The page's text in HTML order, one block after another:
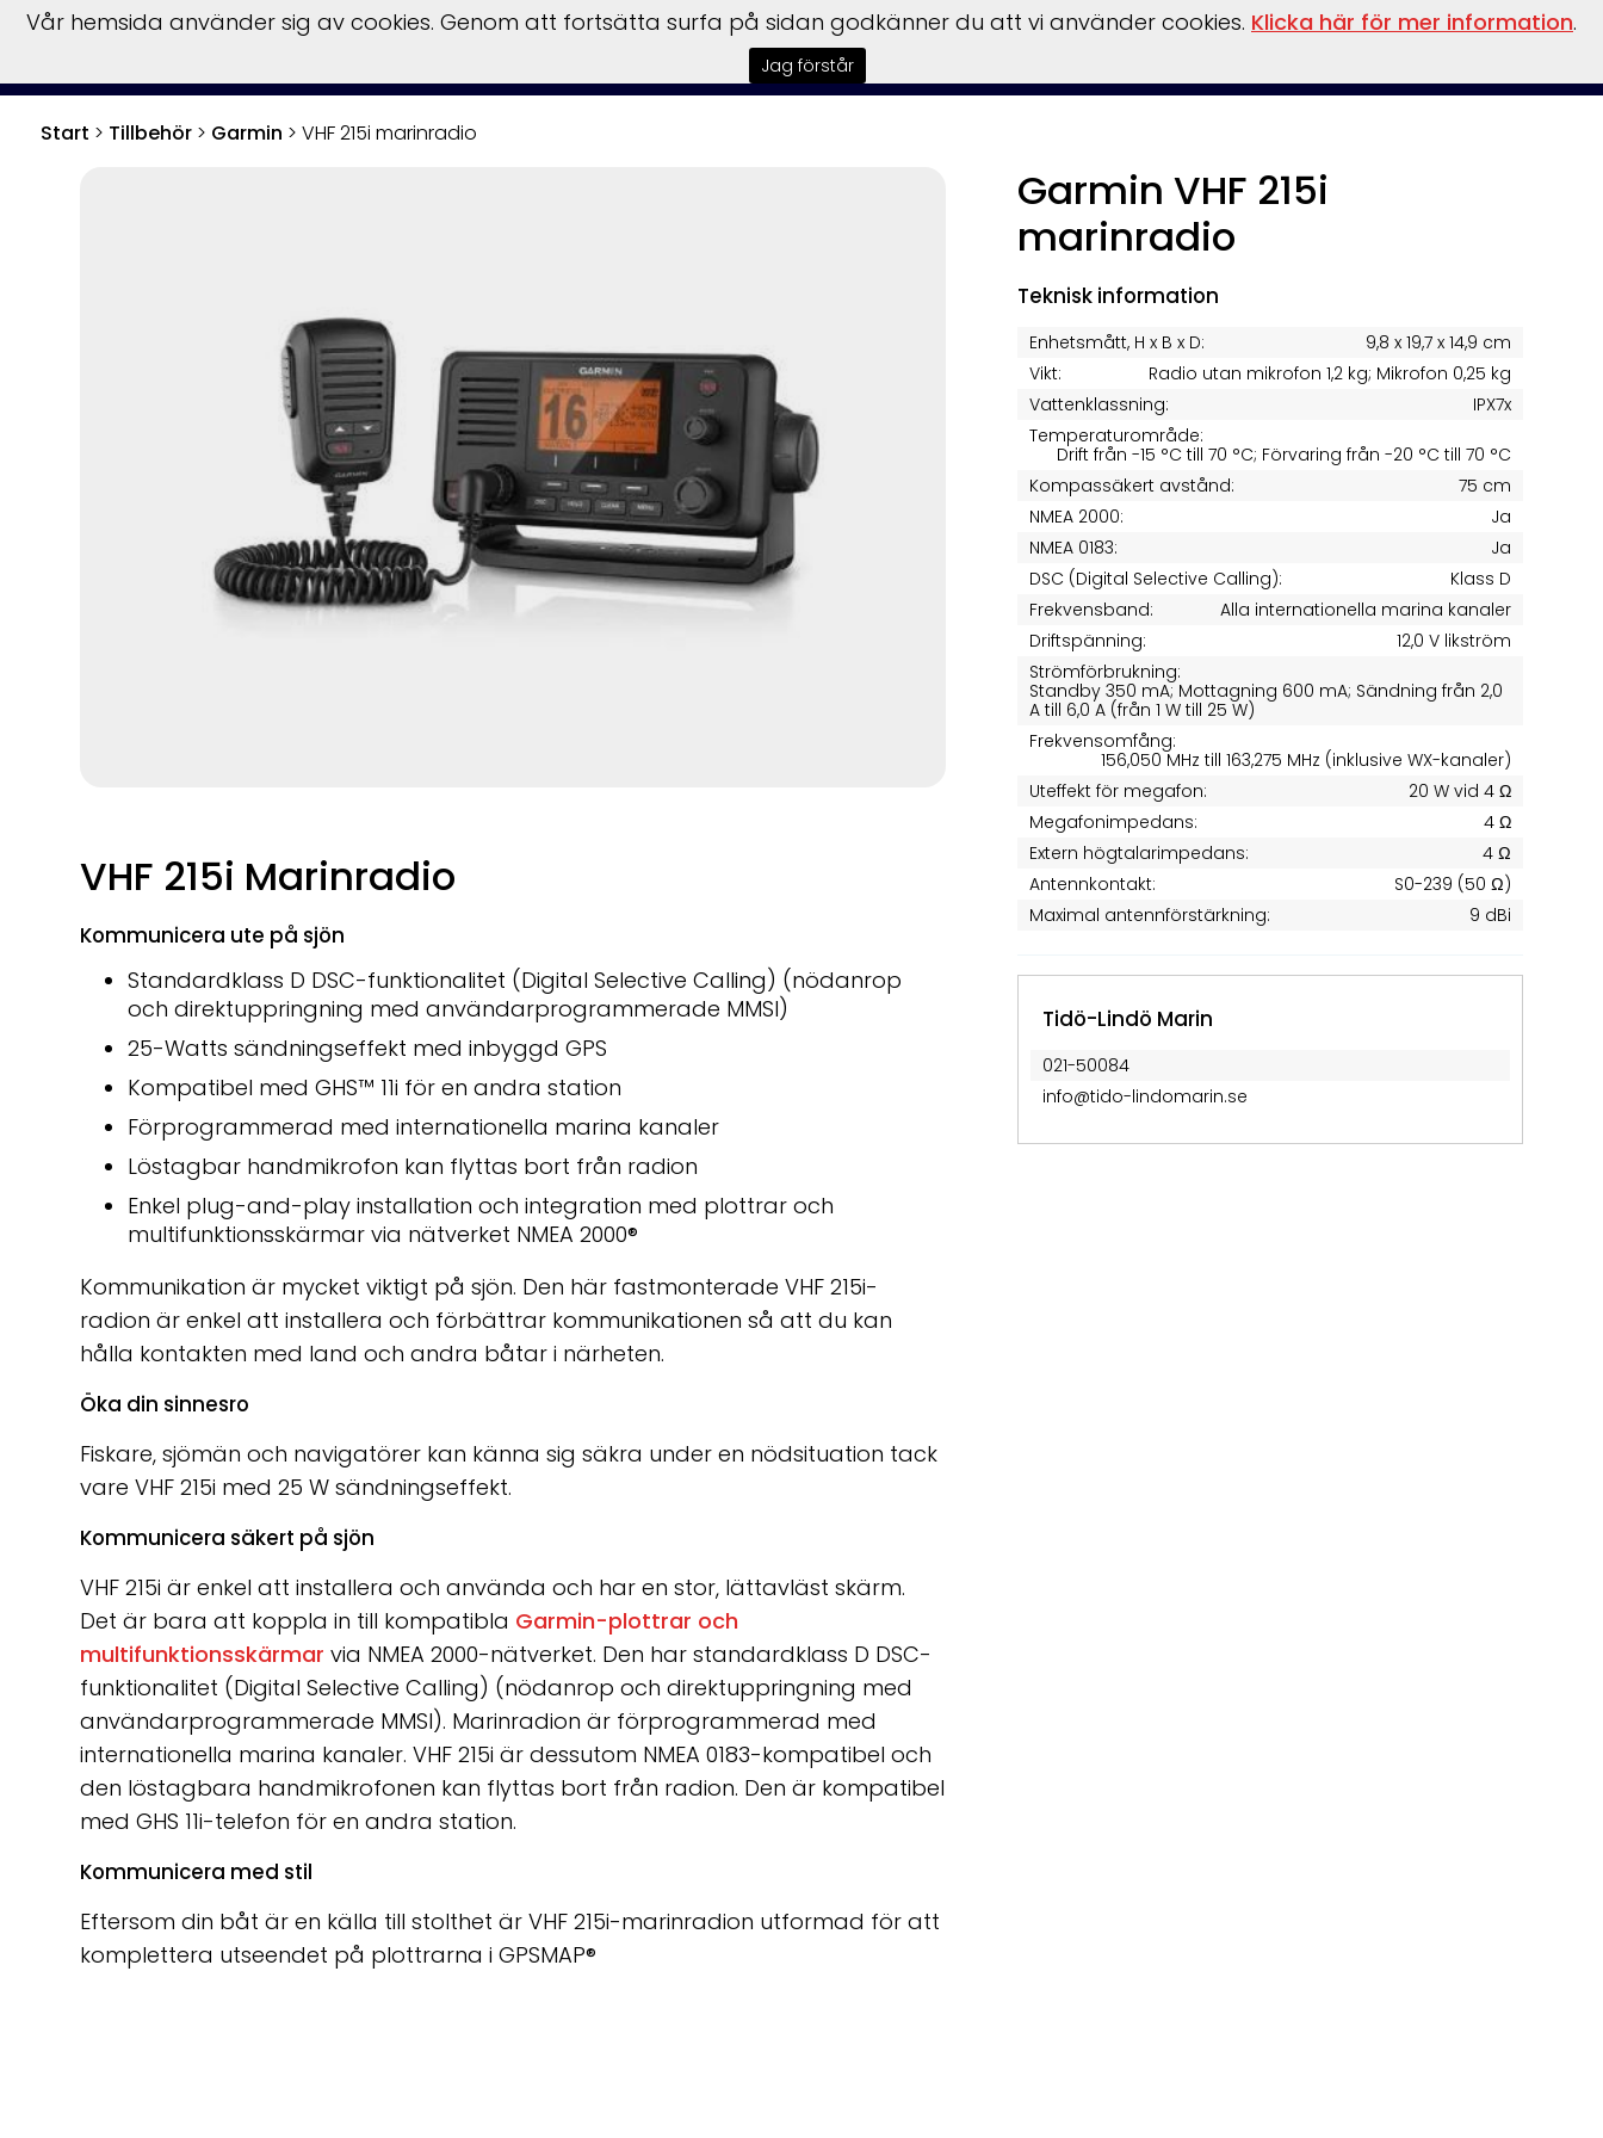
Trailer Verkstad Om
Start > Tillbehör> Garmin > VHF 215i marinradio
Garmin VHF 215i
marinradio
Teknisk information
Enhetsmått, H x B x D:
9,8 x 19,7 x 14,9 cm
Vikt:
Radio utan mikrofon 1,2 kg; Mikrofon 0,25 kg
Vattenklassning:
IPX7x
Temperaturområde:
Drift från -15 °C till 70 °C; Förvaring från -20 °C till 70 °C
Kompassäkert avstånd:
75 cm
NMEA 2000:
Ja
NMEA 0183:
Ja
DSC (Digital Selective Calling):
Klass D
Frekvensband:
Alla internationella marina kanaler
Driftspänning:
12,0 V likström
Strömförbrukning:
Standby 350 mA; Mottagning 600 mA; Sändning från 2,0
A till 6,0 A (från 1 W till 25 W)
Frekvensomfång:
156,050 MHz till 163,275 MHz (inklusive WX-kanaler)
Uteffekt för megafon:
20 W vid 4 Ω
Megafonimpedans:
4 Ω
Extern högtalarimpedans:
4 Ω
Antennkontakt:
S0-239 (50 Ω)
Maximal antennförstärkning:
9 dBi
Tidö-Lindö Marin
021-50084
info@tido-lindomarin.se
VHF 215i Marinradio
Kommunicera ute på sjön
Standardklass D DSC-funktionalitet (Digital Selective Calling) (nödanrop
och direktuppringning med användarprogrammerade MMSI)
25-Watts sändningseffekt med inbyggd GPS
Kompatibel med GHS™ 11i för en andra station
Förprogrammerad med internationella marina kanaler
Löstagbar handmikrofon kan flyttas bort från radion
Enkel plug-and-play installation och integration med plottrar och
multifunktionsskärmar via nätverket NMEA 2000®
Kommunikation är mycket viktigt på sjön. Den här fastmonterade VHF 215i-
radion är enkel att installera och förbättrar kommunikationen så att du kan
hålla kontakten med land och andra båtar i närheten.
Öka din sinnesro
Fiskare, sjömän och navigatörer kan känna sig säkra under en nödsituation tack
vare VHF 215i med 25 W sändningseffekt.
Kommunicera säkert på sjön
VHF 215i är enkel att installera och använda och har en stor, lättavläst skärm.
Det är bara att koppla in till kompatibla Garmin-plottrar och
multifunktionsskärmar via NMEA 2000-nätverket. Den har standardklass D DSC-
funktionalitet (Digital Selective Calling) (nödanrop och direktuppringning med
användarprogrammerade MMSI). Marinradion är förprogrammerad med
internationella marina kanaler. VHF 215i är dessutom NMEA 0183-kompatibel och
den löstagbara handmikrofonen kan flyttas bort från radion. Den är kompatibel
med GHS 11i-telefon för en andra station.
Kommunicera med stil
Eftersom din båt är en källa till stolthet är VHF 215i-marinradion utformad för att
komplettera utseendet på plottrarna i GPSMAP®
Vår hemsida använder sig av cookies. Genom att fortsätta surfa på sidan godkänner du att vi använder cookies. Klicka här för mer information.
Jag förstår